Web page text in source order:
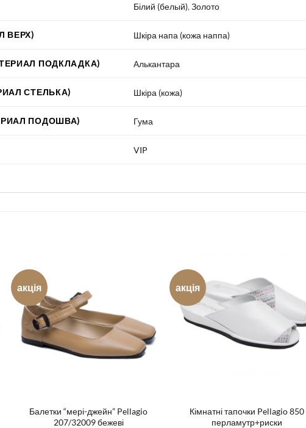
Білий (белый),Золото
ВЕРХ) Шкіра напа (кожа наппа)
ПОДКЛАДКА) Алькантара
СТЕЛЬКА) Шкіра (кожа)
ПОДОШВА) Гума
VIP
акція
Балетки “мері-джейн” Pellagio
207/32009 бежеві
акція
Кімнатні тапочки Pellagio 850
перламутр+риски